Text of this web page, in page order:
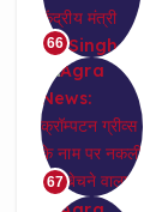
66
67